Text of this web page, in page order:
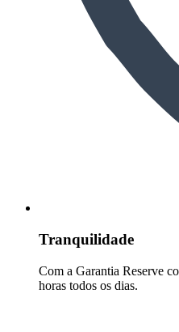
Tranquilidade
Com a Garantia Reserve
horas todos os dias.